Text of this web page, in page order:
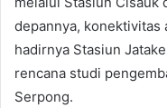
depannya, konektivitas
hadirnya Stasiun
rencana studi
Serpong.